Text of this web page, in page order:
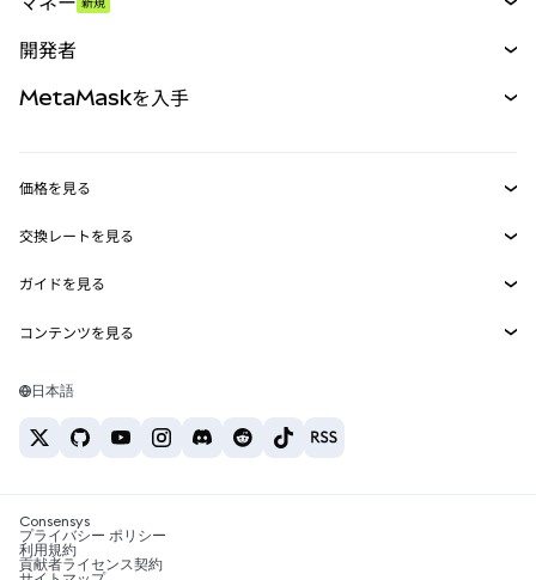
パーペチュアル
RWA
開発者
MetaMask Connect
Snaps
Web3サービス
MetaMaskを入手
セキュリティ
サポート
キャリア
お問い合わせ
価格を見る
イーサリアムの価格
Solanaの価格
Tetherの価格
交換レートを見る
ETH→USD
USDT→INR
BTC→INR
ETH→USDT
ガイドを見る
ETHの購入
USDTの購入
SHIBの購入
BNBの購入
コンテンツを見る
Solanaウォレット
税制関連ニュース
暗号資産の購入方法は？
日本語
Consensys
プライバシー ポリシー
利用規約
貢献者ライセンス契約